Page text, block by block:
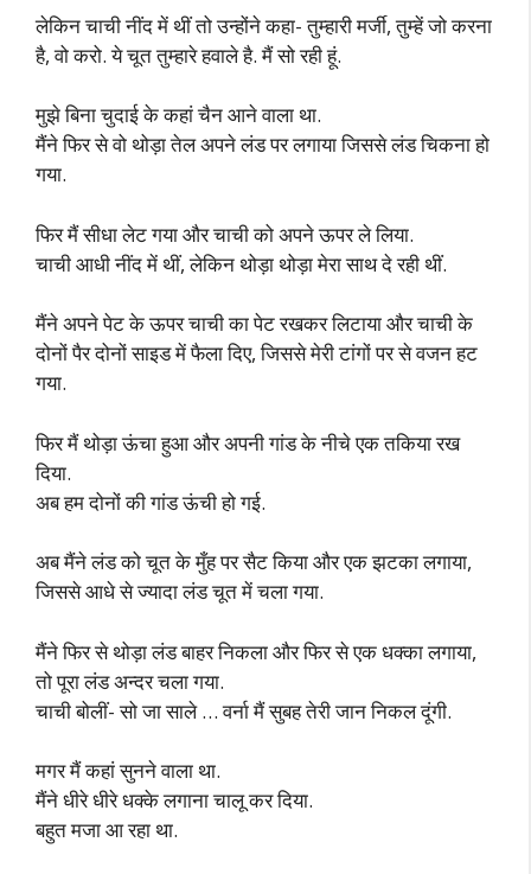
लेकिन चाची नींद में थीं तो उन्होंने कहा- तुम्हारी मर्जी, तुम्हें जो करना
है, वो करो. ये चूत तुम्हारे हवाले है. मैं सो रही हूं.
मुझे बिना चुदाई के कहां चैन आने वाला था.
मैंने फिर से वो थोड़ा तेल अपने लंड पर लगाया जिससे लंड चिकना हो
गया.
फिर मैं सीधा लेट गया और चाची को अपने ऊपर ले लिया.
चाची आधी नींद में थीं, लेकिन थोड़ा थोड़ा मेरा साथ दे रही थीं.
मैंने अपने पेट के ऊपर चाची का पेट रखकर लिटाया और चाची के
दोनों पैर दोनों साइड में फैला दिए, जिससे मेरी टांगों पर से वजन हट
गया.
फिर मैं थोड़ा ऊंचा हुआ और अपनी गांड के नीचे एक तकिया रख
दिया.
अब हम दोनों की गांड ऊंची हो गई.
अब मैंने लंड को चूत के मुँह पर सैट किया और एक झटका लगाया,
जिससे आधे से ज्यादा लंड चूत में चला गया.
मैंने फिर से थोड़ा लंड बाहर निकला और फिर से एक धक्का लगाया,
तो पूरा लंड अन्दर चला गया.
चाची बोलीं- सो जा साले … वर्ना मैं सुबह तेरी जान निकल दूंगी.
मगर मैं कहां सुनने वाला था.
मैंने धीरे धीरे धक्के लगाना चालू कर दिया.
बहुत मजा आ रहा था.